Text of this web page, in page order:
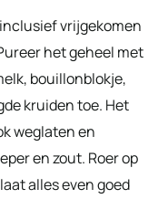
vrijgekomen
het geheel met
bouillonblokje,
kruiden toe. Het
weglaten en
en zout. Roer op
alles even goed